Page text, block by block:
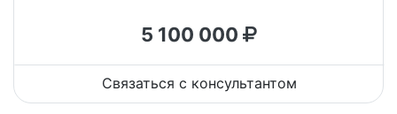
5 100 000
Связаться с консультантом